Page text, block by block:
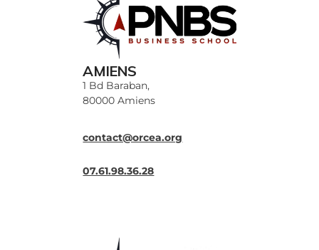
AMIENS
1 Bd Baraban,
80000 Amiens
contact@orcea.org
07.61.98.36.28